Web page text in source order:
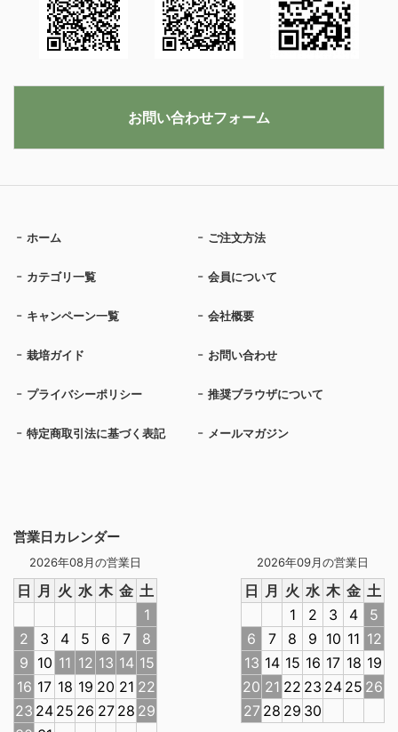
営業日カレンダー
2026年08月の営業日
日 月 火 水 木 金 土
1
2
3 4 5 6 7
8
9 10 11 12 13 14 15
16 17 18 19 20 21 22
23 24 25 26 27 28 29
2026年09月の営業日
日 月 火 水 木 金 土
1
2 3 4
5
6
7 8 9 10 11 12
13 14 15 16 17 18 19
20 21 22 23 24 25 26
27 28 29 30
ホーム ご注文方法
カテゴリ一覧 会員について
キャンペーン一覧 会社概要
栽培ガイド お問い合わせ
プライバシーポリシー 推奨ブラウザについて
特定商取引法に基づく表記 メールマガジン
お問い合わせフォーム